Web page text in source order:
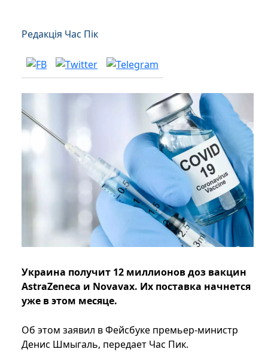
Редакція Час Пік
Украина получит 12 миллионов доз вакцин
AstraZeneca и Novavax. Их поставка начнется
уже в этом месяце.
Об этом заявил в Фейсбуке премьер-министр
Денис Шмыгаль, передает Час Пик.